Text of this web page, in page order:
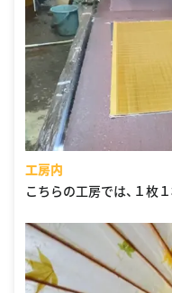
工房内
こちらの工房では、１枚